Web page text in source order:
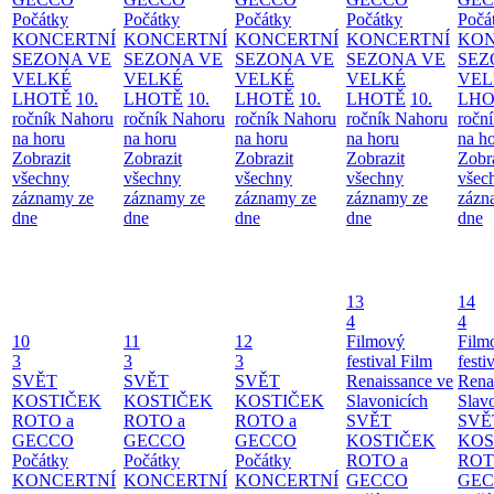
Počátky
KONCERTNÍ
SEZONA VE
VELKÉ
LHOTĚ 10.
ročník Nahoru
na horu
Zobrazit
všechny
záznamy ze
dne
Počátky
KONCERTNÍ
SEZONA VE
VELKÉ
LHOTĚ 10.
ročník Nahoru
na horu
Zobrazit
všechny
záznamy ze
dne
Počátky
KONCERTNÍ
SEZONA VE
VELKÉ
LHOTĚ 10.
ročník Nahoru
na horu
Zobrazit
všechny
záznamy ze
dne
Počátky
KONCERTNÍ
SEZONA VE
VELKÉ
LHOTĚ 10.
ročník Nahoru
na horu
Zobrazit
všechny
záznamy ze
dne
na
dne
10
3
SVĚT
KOSTIČEK
ROTO a
GECCO
Počátky
KONCERTNÍ
11
3
SVĚT
KOSTIČEK
ROTO a
GECCO
Počátky
KONCERTNÍ
12
3
SVĚT
KOSTIČEK
ROTO a
GECCO
Počátky
KONCERTNÍ
13
4
Filmový
festival Film
Renaissance ve
Slavonicích
SVĚT
KOSTIČEK
ROTO a
GECCO
14
4